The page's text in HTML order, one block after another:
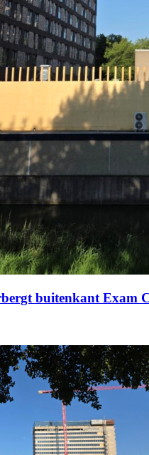
buitenkant Exam